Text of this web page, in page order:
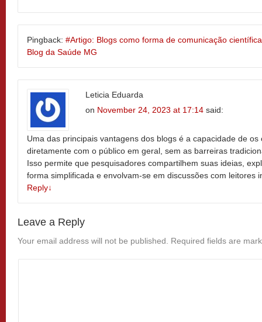
Pingback: #Artigo: Blogs como forma de comunicação
Blog da Saúde MG
Leticia Eduarda
on November 24, 2023 at 17:14 said:
Uma das principais vantagens dos blogs é a capacidade de
diretamente com o público em geral, sem as barreiras
Isso permite que pesquisadores compartilhem suas ideias,
forma simplificada e envolvam-se em discussões com leitores
Reply↓
Leave a Reply
Your email address will not be published. Required fields are